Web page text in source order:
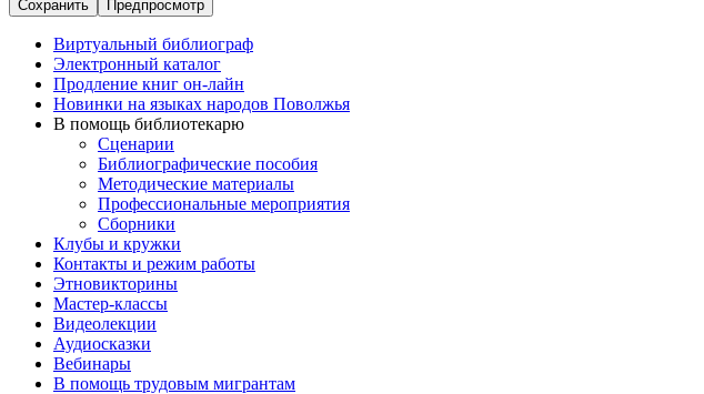
Виртуальный библиограф
Электронный каталог
Продление книг он-лайн
Новинки на языках народов Поволжья
В помощь библиотекарю
Сценарии
Библиографические пособия
Методические материалы
Профессиональные мероприятия
Сборники
Клубы и кружки
Контакты и режим работы
Этновикторины
Мастер-классы
Видеолекции
Аудиосказки
Вебинары
В помощь трудовым мигрантам